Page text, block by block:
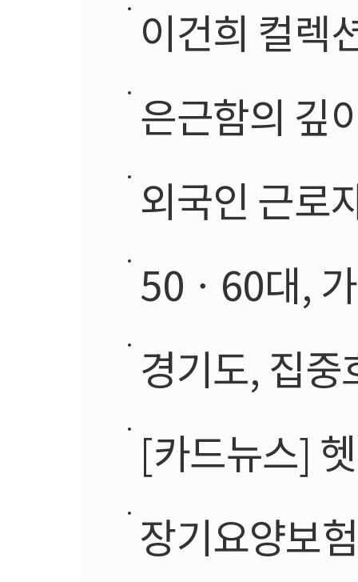
이건희 컬렉
은근함의 깊
외국인 근로
50ㆍ60대,
경기도, 집
[카드뉴스]
장기요양보험